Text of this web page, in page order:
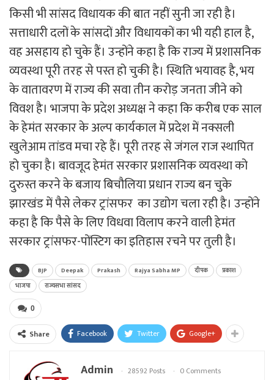
किसी भी सांसद विधायक की बात नहीं सुनी जा रही है।
सत्ताधारी दलों के सांसदों और विधायकों का भी यही हाल है,
वह असहाय हो चुके हैं। उन्होंने कहा है कि राज्य में प्रशासनिक
व्यवस्था पूरी तरह से पस्त हो चुकी है। स्थिति भयावह है, भय
के वातावरण में राज्य की सवा तीन करोड़ जनता जीने को
विवश है। भाजपा के प्रदेश अध्यक्ष ने कहा कि करीब एक साल
के हेमंत सरकार के अल्प कार्यकाल में प्रदेश में नक्सली
खुलेआम तांडव मचा रहे हैं। पूरी तरह से जंगल राज स्थापित
हो चुका है। बावजूद हेमंत सरकार प्रशासनिक व्यवस्था को
दुरुस्त करने के बजाय बिचौलिया प्रधान राज्य बन चुके
झारखंड में पैसे लेकर ट्रांसफर का उद्योग चला रही है। उन्होंने
कहा है कि पैसे के लिए विधवा विलाप करने वाली हेमंत
सरकार ट्रांसफर-पोंस्टिग का इतिहास रचने पर तुली है।
BJP Deepak Prakash Rajya Sabha MP दीपक
प्रकाश
भाजपा
राज्यसभा सांसद
0
Share Facebook Twitter Google+
Admin 28592 Posts 0 Comments